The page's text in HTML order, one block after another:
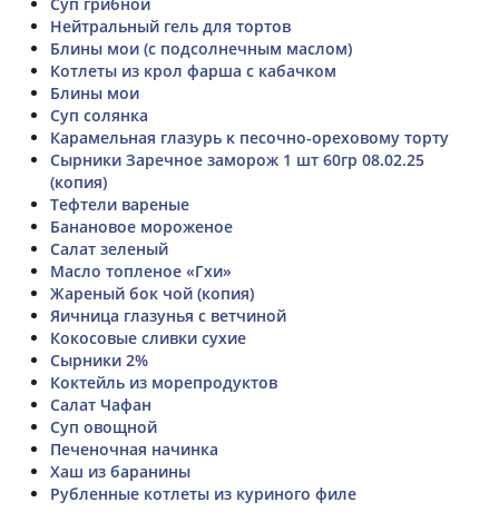
Нейтральный гель для тортов
Блины мои (с подсолнечным маслом)
Котлеты из крол фарша с кабачком
Блины мои
Суп солянка
Карамельная глазурь к песочно-ореховому торту
Сырники Заречное заморож 1 шт 60гр 08.02.25
(копия)
Тефтели вареные
Банановое мороженое
Салат зеленый
Масло топленое «Гхи»
Жареный бок чой (копия)
Яичница глазунья с ветчиной
Кокосовые сливки сухие
Сырники 2%
Коктейль из морепродуктов
Салат Чафан
Суп овощной
Печеночная начинка
Хаш из баранины
Рубленные котлеты из куриного филе